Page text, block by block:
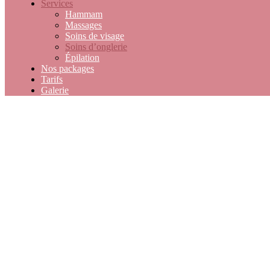
Services
Hammam
Massages
Soins de visage
Soins d’onglerie
Épilation
Nos packages
Tarifs
Galerie